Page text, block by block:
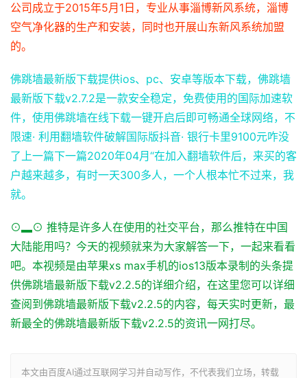
公司成立于2015年5月1日，专业从事淄博新风系统，淄博
空气净化器的生产和安装，同时也开展山东新风系统加盟
的。
佛跳墙最新版下载提供ios、pc、安卓等版本下载，佛跳墙
最新版下载v2.7.2是一款安全稳定，免费使用的国际加速软
件，使用佛跳墙在线下载一键开启后即可畅通全球网络，不
限速· 利用翻墙软件破解国际版抖音· 银行卡里9100元咋没
了上一篇下一篇2020年04月“在加入翻墙软件后，来买的客
户越来越多，有时一天300多人，一个人根本忙不过来，我
就。
⊙▂⊙ 推特是许多人在使用的社交平台，那么推特在中国
大陆能用吗？今天的视频就来为大家解答一下，一起来看看
吧。本视频是由苹果xs max手机的ios13版本录制的头条提
供佛跳墙最新版下载v2.2.5的详细介绍，在这里您可以详细
查阅到佛跳墙最新版下载v2.2.5的内容，每天实时更新，最
新最全的佛跳墙最新版下载v2.2.5的资讯一网打尽。
本文由百度AI通过互联网学习并自动写作，不代表我们立场，转载